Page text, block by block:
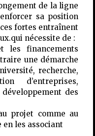
de la ligne
sa position
fortes entraînent
nécessite de :
les financements
une démarche
recherche,
d’entreprises,
des
projet comme au
les associant